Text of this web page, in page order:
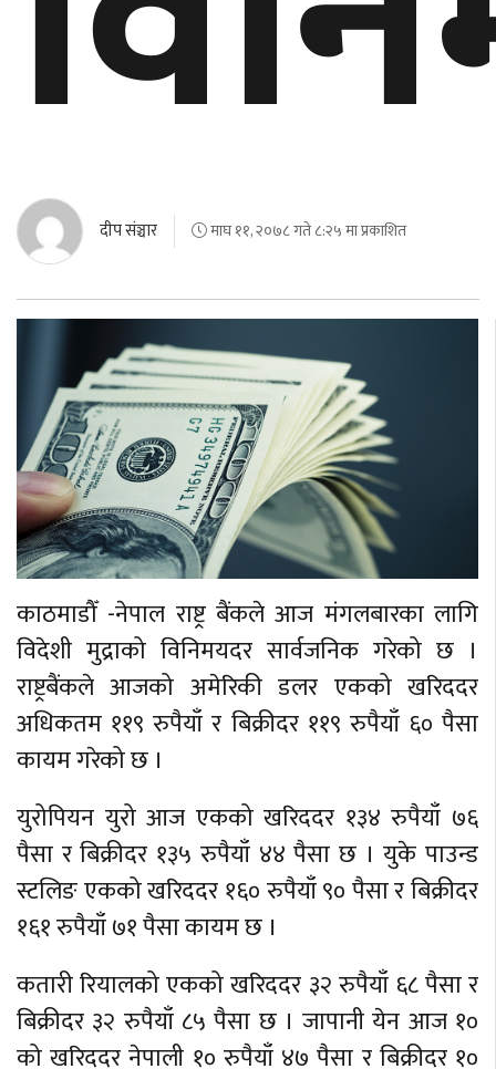
दीप संञ्चार माघ ११, २०७८ गते ८:२५ मा प्रकाशित
काठमाडौँ -नेपाल राष्ट्र बैंकले आज मंगलबारका लागि
विदेशी मुद्राको विनिमयदर सार्वजनिक गरेको छ ।
राष्ट्रबैंकले आजको अमेरिकी डलर एकको खरिददर
अधिकतम ११९ रुपैयाँ र बिक्रीदर ११९ रुपैयाँ ६० पैसा
कायम गरेको छ ।
युरोपियन युरो आज एकको खरिददर १३४ रुपैयाँ ७६
पैसा र बिक्रीदर १३५ रुपैयाँ ४४ पैसा छ । युके पाउन्ड
स्टलिङ एकको खरिददर १६० रुपैयाँ ९० पैसा र बिक्रीदर
१६१ रुपैयाँ ७१ पैसा कायम छ ।
कतारी रियालको एकको खरिददर ३२ रुपैयाँ ६८ पैसा र
बिक्रीदर ३२ रुपैयाँ ८५ पैसा छ । जापानी येन आज १०
को खरिददर नेपाली १० रुपैयाँ ४७ पैसा र बिक्रीदर १०